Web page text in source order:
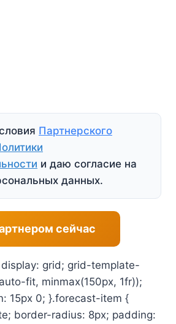
Партнерского
и даю согласие на
данных.
сейчас
grid; grid-template-
fit, minmax(150px, 1fr));
15px 0; }.forecast-item {
border-radius: 8px; padding: